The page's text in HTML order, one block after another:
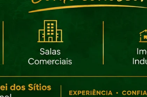
CONDIÇÕES DE PAGAMENTO
Avalia-se o recebimento de imóvel
como parte de pagamento, ou
analisar propostas..
Valores, disponibilidade e condições